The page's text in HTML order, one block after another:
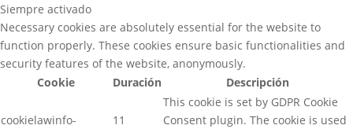
Siempre activado
Necessary cookies are absolutely essential for the website to
function properly. These cookies ensure basic functionalities and
security features of the website, anonymously.
Cookie
Duración Descripción
cookielawinfo-
11
This cookie is set by GDPR Cookie
Consent plugin. The cookie is used